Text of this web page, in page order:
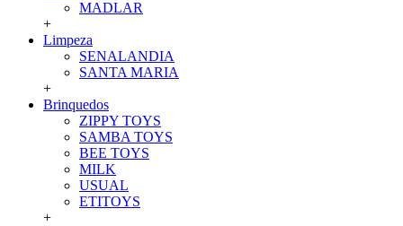
MADLAR
+
Limpeza
SENALANDIA
SANTA MARIA
+
Brinquedos
ZIPPY TOYS
SAMBA TOYS
BEE TOYS
MILK
USUAL
ETITOYS
+